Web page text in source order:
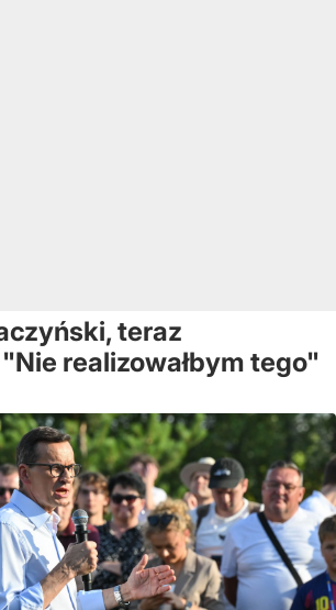
teraz
realizowałbym tego"